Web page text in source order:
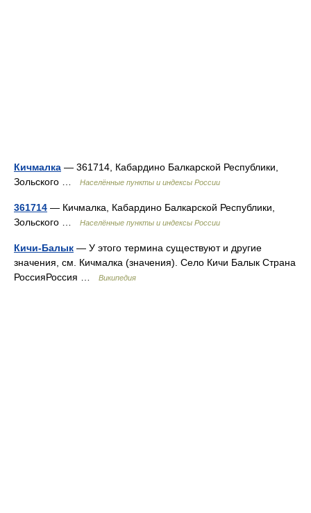
Кичмалка — 361714, Кабардино Балкарской Республики,
Зольского …
Населённые пункты и индексы России
361714 — Кичмалка, Кабардино Балкарской Республики,
Зольского …
Населённые пункты и индексы России
Кичи-Балык — У этого термина существуют и другие
значения, см. Кичмалка (значения). Село Кичи Балык Страна
РоссияРоссия …
Википедия